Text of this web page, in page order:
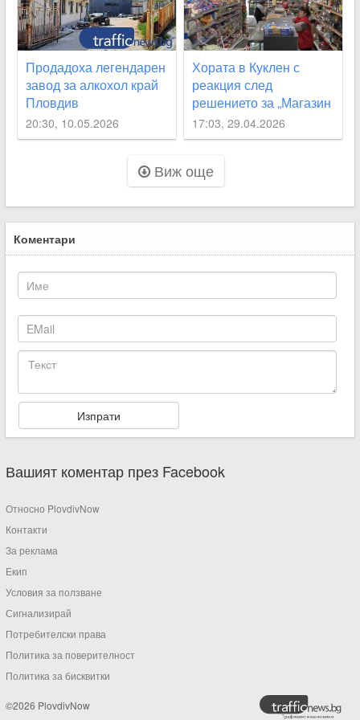
Продадоха легендарен
завод за алкохол край
Пловдив
20:30, 10.05.2026
Хората в Куклен с
реакция след
решението за „Магазин
на хората“ ВИДЕО
17:03, 29.04.2026
Виж още
Коментари
Вашият коментар през Facebook
Относно PlovdivNow
Контакти
За реклама
Екип
Условия за ползване
Сигнализирай
Потребителски права
Политика за поверителност
Политика за бисквитки
©2026 PlovdivNow